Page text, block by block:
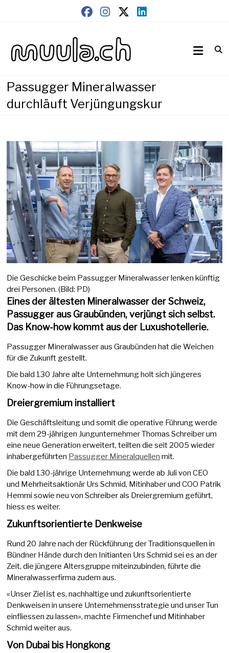
muula.ch
Passugger Mineralwasser
durchläuft Verjüngungskur
Die Geschicke beim Passugger Mineralwasser lenken künftig
drei Personen. (Bild: PD)
Eines der ältesten Mineralwasser der Schweiz,
Passugger aus Graubünden, verjüngt sich selbst.
Das Know-how kommt aus der Luxushotellerie.
Passugger Mineralwasser aus Graubünden hat die Weichen
für die Zukunft gestellt.
Die bald 130 Jahre alte Unternehmung holt sich jüngeres
Know-how in die Führungsetage.
Dreiergremium installiert
Die Geschäftsleitung und somit die operative Führung werde
mit dem 29-jährigen Jungunternehmer Thomas Schreiber um
eine neue Generation erweitert, teilten die seit 2005 wieder
inhabergeführten Passugger Mineralquellen mit.
Die bald 130-jährige Unternehmung werde ab Juli von CEO
und Mehrheitsaktionär Urs Schmid, Mitinhaber und COO Patrik
Hemmi sowie neu von Schreiber als Dreiergremium geführt,
hiess es weiter.
Zukunftsorientierte Denkweise
Rund 20 Jahre nach der Rückführung der Traditionsquellen in
Bündner Hände durch den Initianten Urs Schmid sei es an der
Zeit, die jüngere Altersgruppe miteinzubinden, führte die
Mineralwasserfirma zudem aus.
«Unser Ziel ist es, nachhaltige und zukunftsorientierte
Denkweisen in unsere Unternehmensstrategie und unser Tun
einfliessen zu lassen», machte Firmenchef und Mitinhaber
Schmid weiter aus.
Von Dubai bis Hongkong